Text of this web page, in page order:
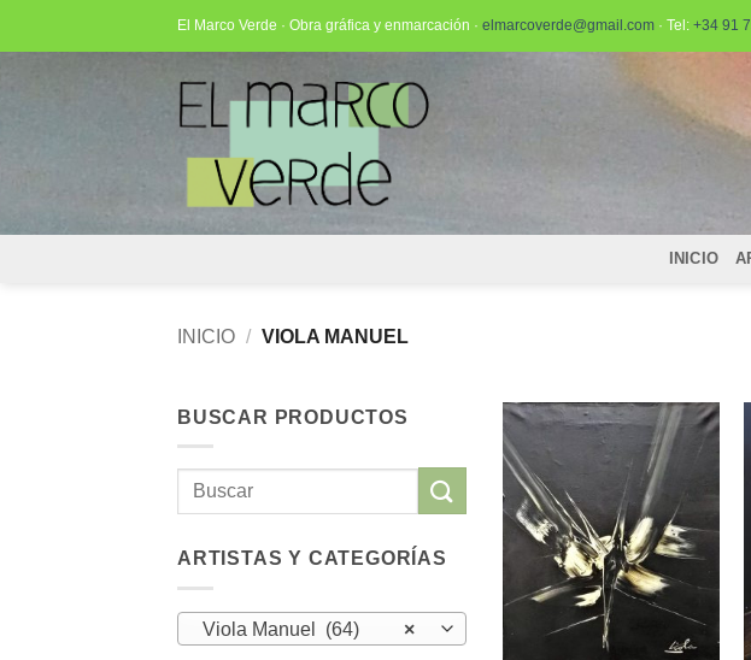
El Marco Verde · Obra gráfica y enmarcación · elmarcoverde@gmail.com · Tel: +34 91
INICIO
INICIO / VIOLA MANUEL
BUSCAR PRODUCTOS
Buscar
ARTISTAS Y CATEGORÍAS
×
Viola Manuel (64)